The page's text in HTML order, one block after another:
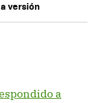
versión
a